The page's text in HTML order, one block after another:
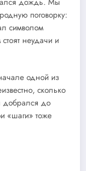
поговорку:
символом
неудачи и
одной из
сколько
добрался до
«шаги» тоже